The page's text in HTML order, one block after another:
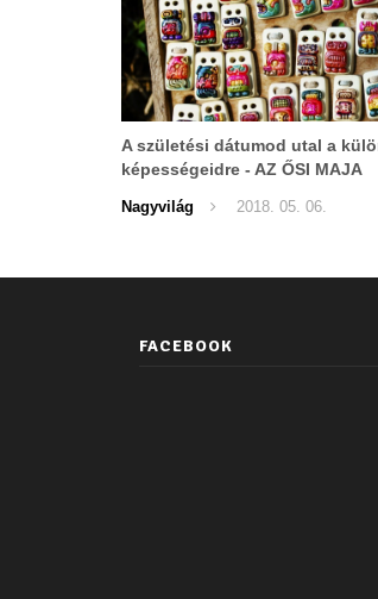
A születési dátumod utal a
képességeidre - AZ ŐSI MAJA
Nagyvilág 2018. 05. 06.
FACEBOOK